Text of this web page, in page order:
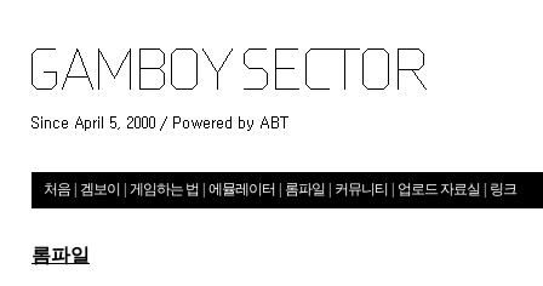
처음 겜보이 게임하는 법 에뮬레이터 롬파일 커뮤니티 업로드 자료실 링크
롬파일